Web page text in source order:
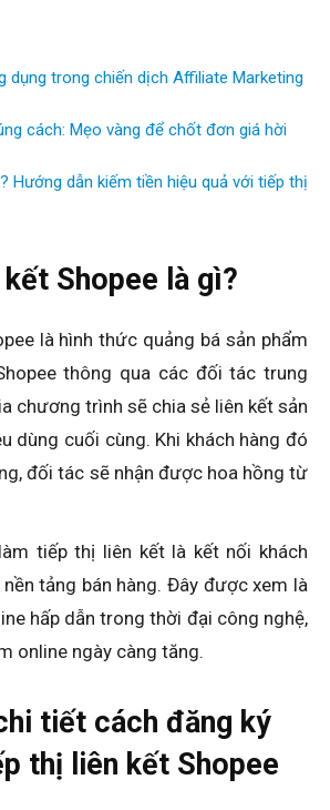
dụng trong chiến dịch Affiliate Marketing
cách: Mẹo vàng để chốt đơn giá hời
Hướng dẫn kiếm tiền hiệu quả với tiếp thị
Shopee là gì?
là hình thức quảng bá sản phẩm
thông qua các đối tác trung
chương trình sẽ chia sẻ liên kết sản
dùng cuối cùng. Khi khách hàng đó
đối tác sẽ nhận được hoa hồng từ
tiếp thị liên kết là kết nối khách
tảng bán hàng. Đây được xem là
hấp dẫn trong thời đại công nghệ,
online ngày càng tăng.
tiết cách đăng ký
thị liên kết Shopee